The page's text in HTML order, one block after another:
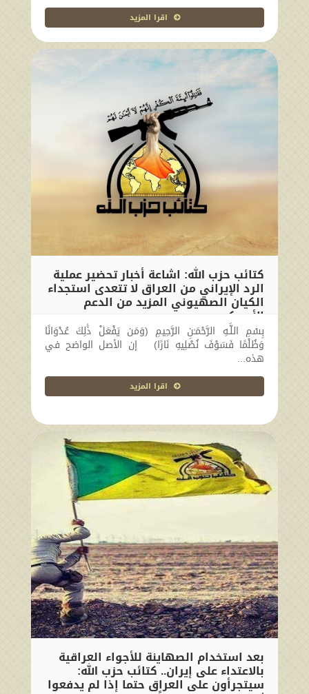
اقرا المزيد
كتائب حزب الله: اشاعة أخبار تحضير عملية
الرد الإيراني من العراق لا تتعدى استجداء
الكيان الصهيوني المزيد من الدعم
الأمريكي
2024-11-07 18:50:09
بِسْمِ اللَّـهِ الرَّحْمَـٰنِ الرَّحِيمِ (وَمَن يَفْعَلْ ذَٰلِكَ عُدْوَانًا
وَظُلْمًا فَسَوْفَ نُصْلِيهِ نَارًا) إن الأصل الواضح في
هذه...
اقرا المزيد
بعد استخدام الصهاينة للأجواء العراقية
بالاعتداء على إيران.. كتائب حزب الله:
سيتجرأون على العراق حتما إذا لم يدفعوا